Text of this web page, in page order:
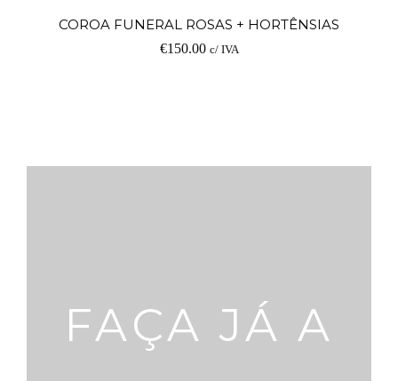
COROA FUNERAL ROSAS + HORTÊNSIAS
€150.00 c/ IVA
FAÇA JÁ A